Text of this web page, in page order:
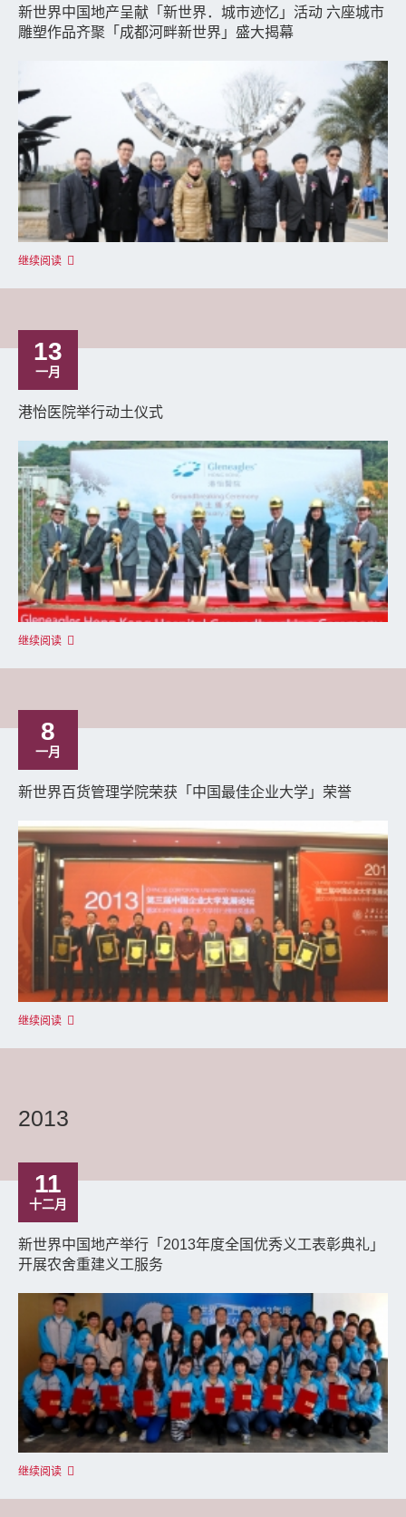
新世界中国地产呈献「新世界．城市迹忆」活动 六座城市
雕塑作品齐聚「成都河畔新世界」盛大揭幕
继续阅读
13
一月
港怡医院举行动土仪式
继续阅读
8
一月
新世界百货管理学院荣获「中国最佳企业大学」荣誉
继续阅读
2013
11
十二月
新世界中国地产举行「2013年度全国优秀义工表彰典礼」
开展农舍重建义工服务
继续阅读